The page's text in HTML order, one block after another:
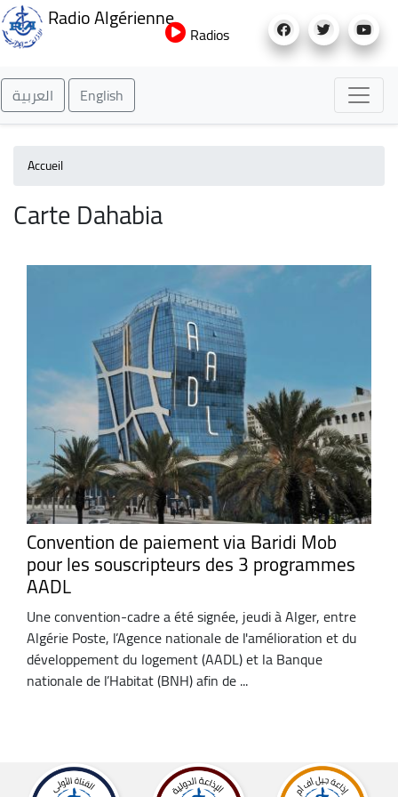
au
Radio Algérienne
Radios
العربية English
Accueil
Carte Dahabia
Convention de paiement via Baridi Mob
pour les souscripteurs des 3 programmes
AADL
Une convention-cadre a été signée, jeudi à Alger, entre
Algérie Poste, l’Agence nationale de l'amélioration et du
développement du logement (AADL) et la Banque
nationale de l’Habitat (BNH) afin de ...